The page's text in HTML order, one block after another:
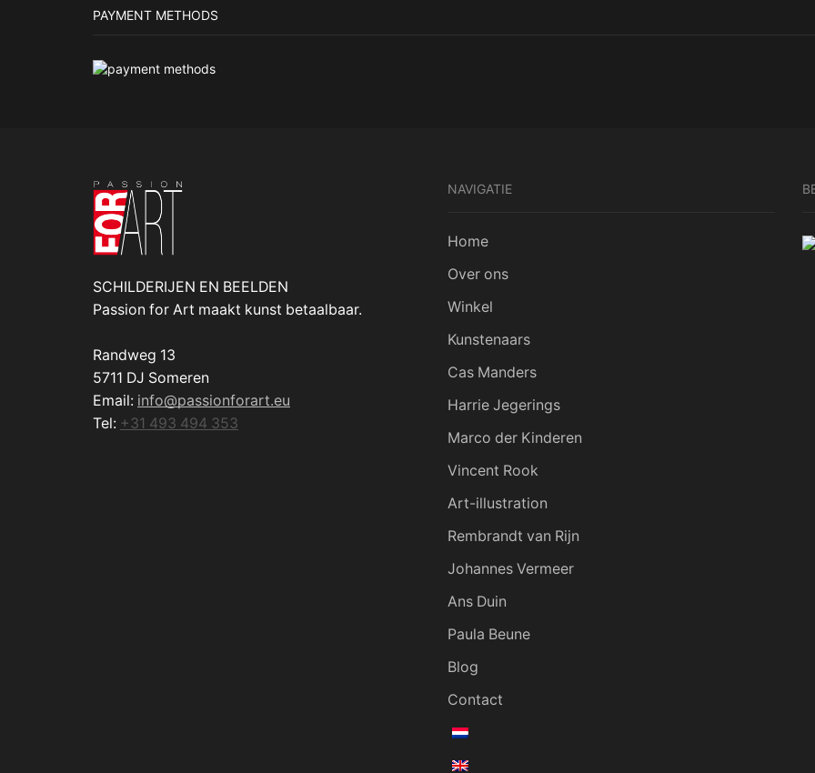
PAYMENT METHODS
SCHILDERIJEN EN BEELDEN
Passion for Art maakt kunst betaalbaar.
Randweg 13
5711 DJ Someren
Email: info@passionforart.eu
Tel: +31 493 494 353
NAVIGATIE
Home
Over ons
Winkel
Kunstenaars
Cas Manders
Harrie Jegerings
Marco der Kinderen
Vincent Rook
Art-illustration
Rembrandt van Rijn
Johannes Vermeer
Ans Duin
Paula Beune
Blog
Contact